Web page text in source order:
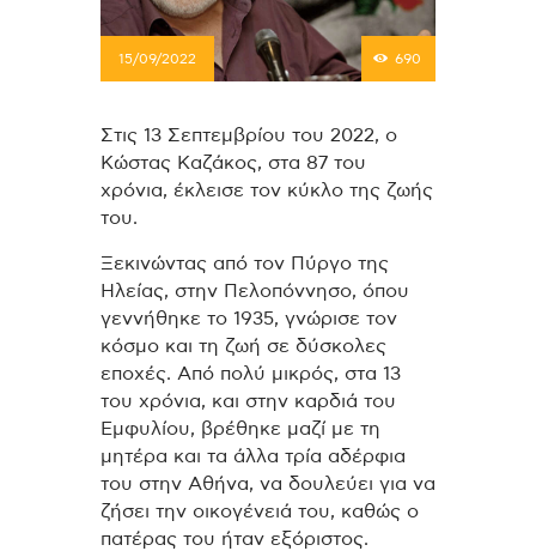
15/09/2022 690
Στις 13 Σεπτεμβρίου του 2022, o
Κώστας Καζάκος, στα 87 του
χρόνια, έκλεισε τον κύκλο της ζωής
του.
Ξεκινώντας από τον Πύργο της
Ηλείας, στην Πελοπόννησο, όπου
γεννήθηκε το 1935, γνώρισε τον
κόσμο και τη ζωή σε δύσκολες
εποχές. Από πολύ μικρός, στα 13
του χρόνια, και στην καρδιά του
Εμφυλίου, βρέθηκε μαζί με τη
μητέρα και τα άλλα τρία αδέρφια
του στην Αθήνα, να δουλεύει για να
ζήσει την οικογένειά του, καθώς ο
πατέρας του ήταν εξόριστος.